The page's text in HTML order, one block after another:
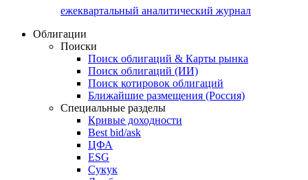
ежеквартальный аналитический журнал
Облигации
Поиски
Поиск облигаций & Карты рынка
Поиск облигаций (ИИ)
Поиск котировок облигаций
Ближайшие размещения (Россия)
Специальные разделы
Кривые доходности
Best bid/ask
ЦФА
ESG
Сукук